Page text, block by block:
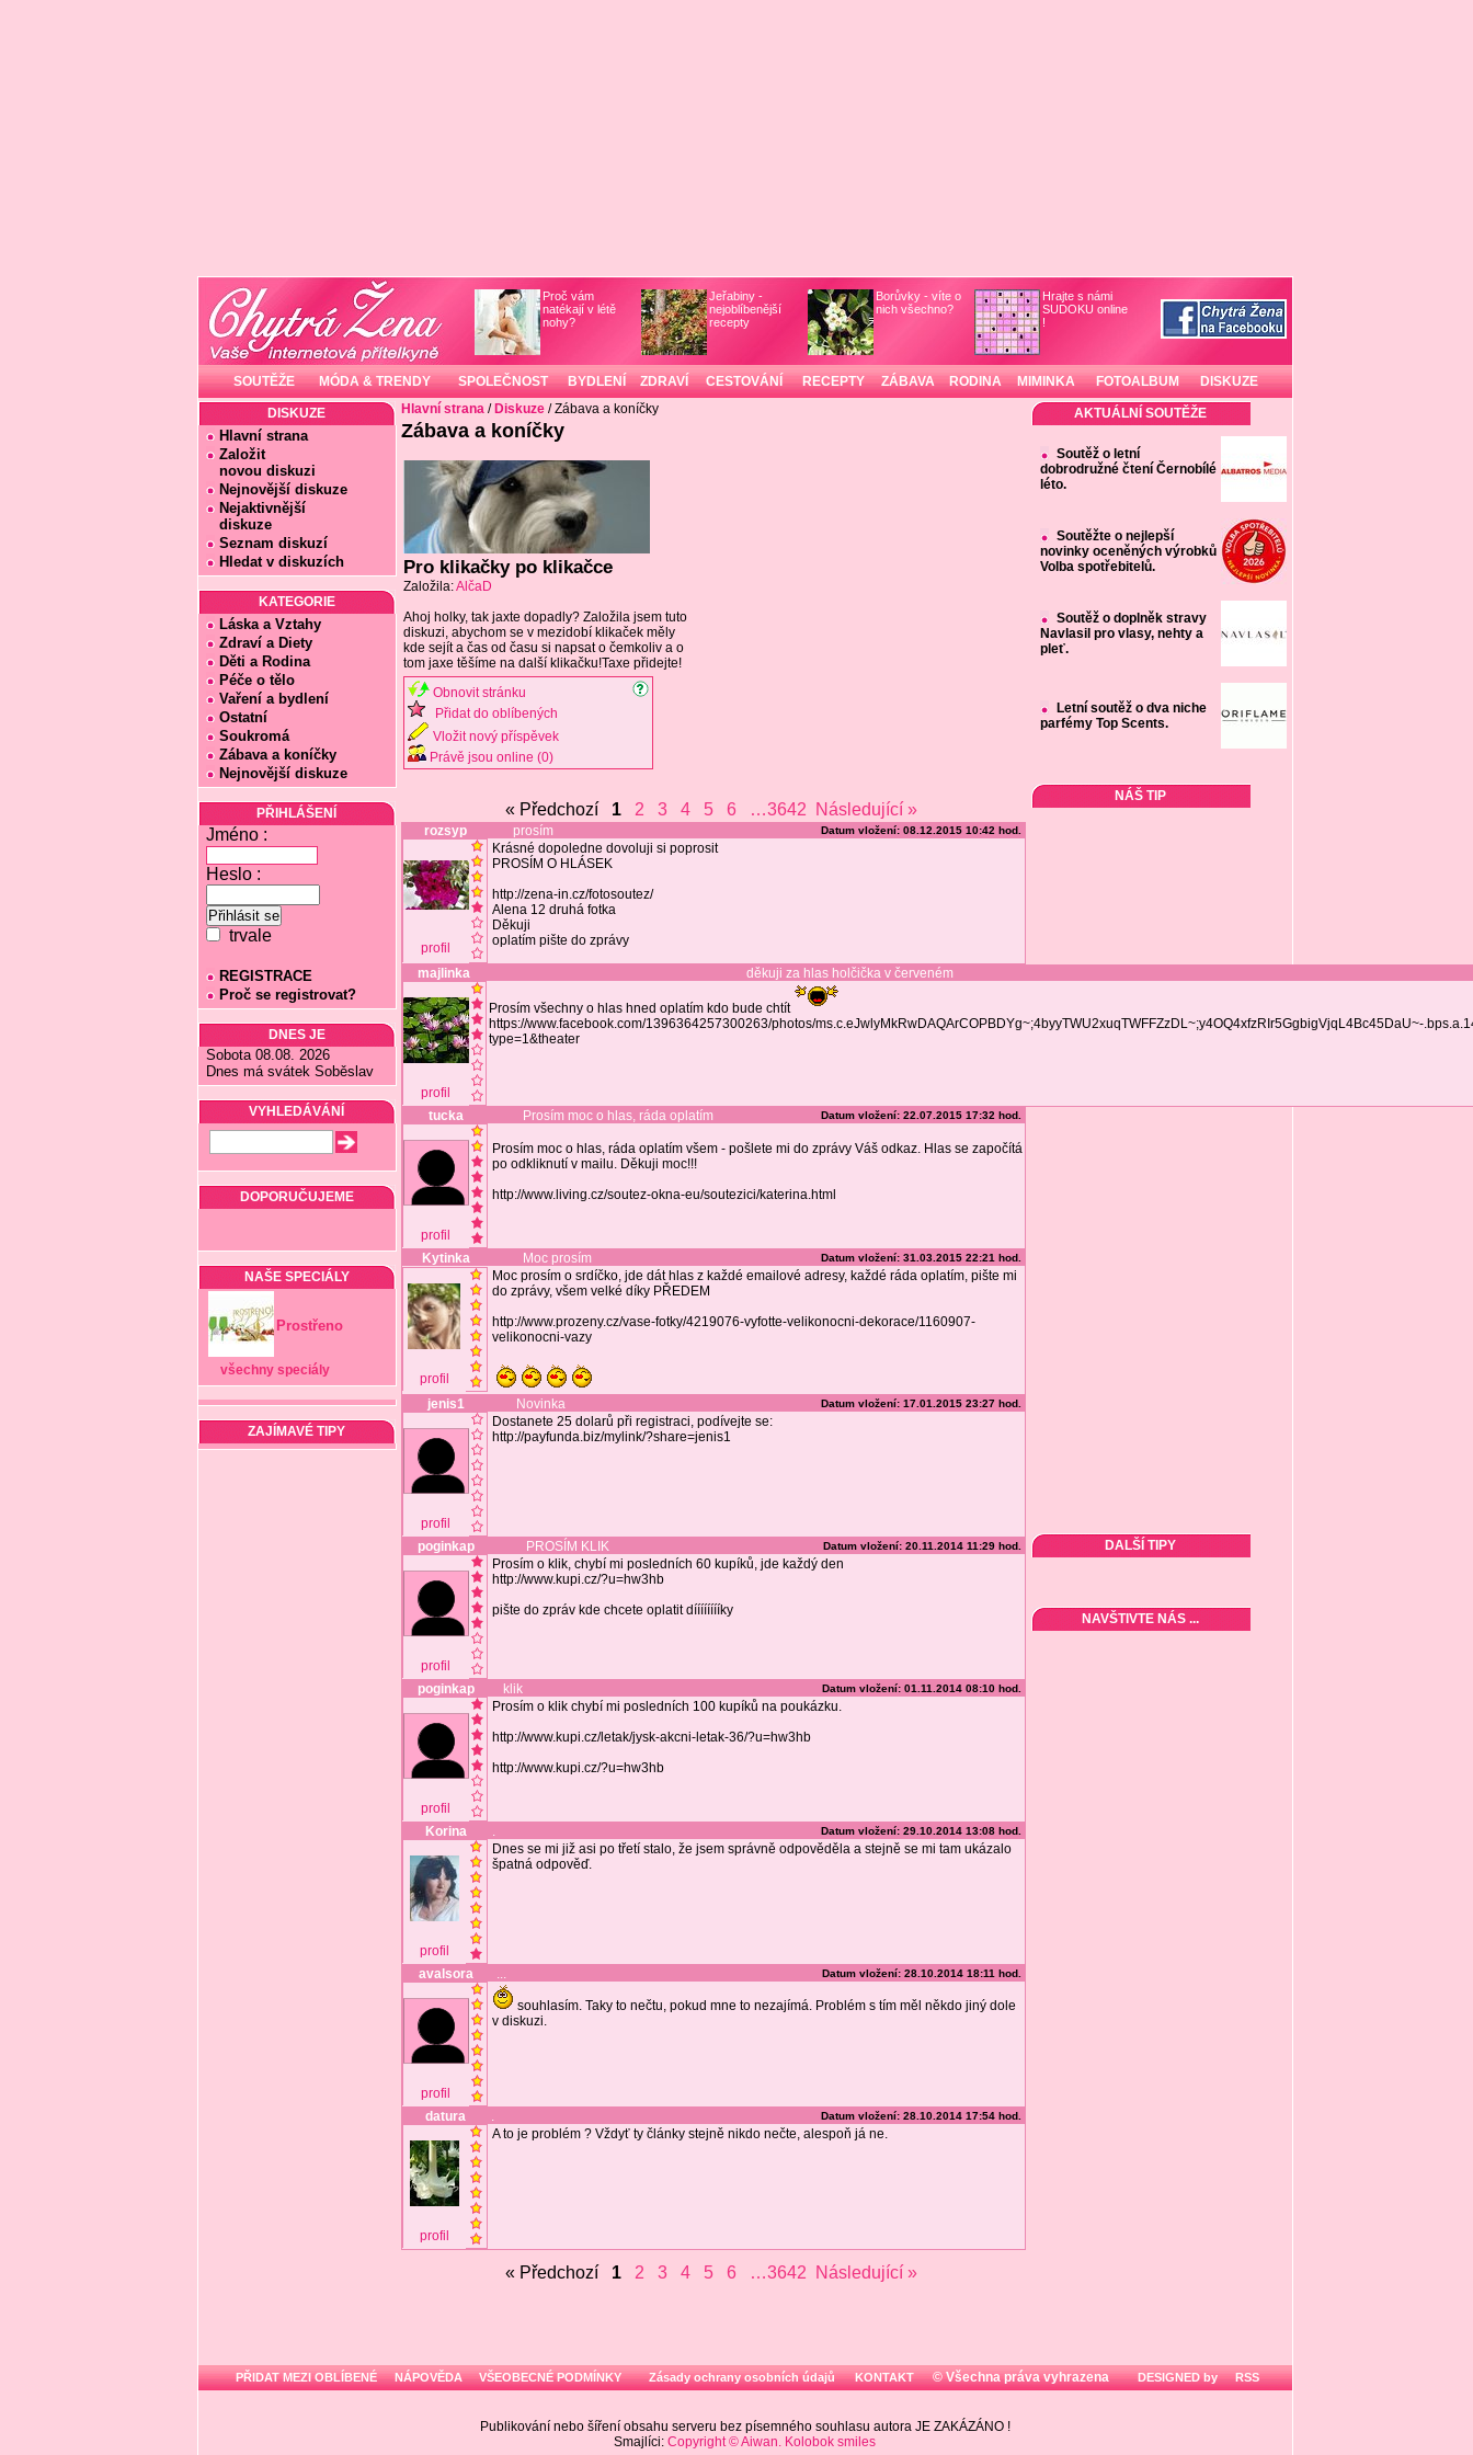
Proč vám
natékají v létě
nohy?
Jeřabiny -
nejoblíbenější
recepty
Borůvky - víte o
nich všechno?
Hrajte s námi
SUDOKU online
!
SOUTĚŽE MÓDA & TRENDY SPOLEČNOST BYDLENÍ ZDRAVÍ CESTOVÁNÍ RECEPTY ZÁBAVA RODINA MIMINKA FOTOALBUM DISKUZE
DISKUZE
Hlavní strana
Založit
novou diskuzi
Nejnovější diskuze
Nejaktivnější
diskuze
Seznam diskuzí
Hledat v diskuzích
KATEGORIE
Láska a Vztahy
Zdraví a Diety
Děti a Rodina
Péče o tělo
Vaření a bydlení
Ostatní
Soukromá
Zábava a koníčky
Nejnovější diskuze
PŘIHLÁŠENÍ
Jméno :
Heslo :
trvale
REGISTRACE
Proč se registrovat?
DNES JE
Sobota 08.08. 2026
Dnes má svátek Soběslav
VYHLEDÁVÁNÍ
DOPORUČUJEME
NAŠE SPECIÁLY
Prostřeno
všechny speciály
ZAJÍMAVÉ TIPY
Hlavní strana/ Diskuze/ Zábava a koníčky
Zábava a koníčky
Pro klikačky po klikačce
Založila:AlčaD
Ahoj holky, tak jaxte dopadly? Založila jsem tuto
diskuzi, abychom se v mezidobí klikaček měly
kde sejít a čas od času si napsat o čemkoliv a o
tom jaxe těšíme na další klikačku!Taxe přidejte!
Obnovit stránku
Přidat do oblíbených
Vložit nový příspěvek
Právě jsou online (0)
« Předchozí 1 2 3 4 5 6 …3642 Následující »
rozsyp prosím Datum vložení: 08.12.2015 10:42 hod.
profil
Krásné dopoledne dovoluji si poprosit
PROSÍM O HLÁSEK
http://zena-in.cz/fotosoutez/
Alena 12 druhá fotka
Děkuji
oplatím pište do zprávy
majlinka děkuji za hlas holčička v červeném
profil
Prosím všechny o hlas hned oplatím kdo bude chtít
https://www.facebook.com/1396364257300263/photos/ms.c.eJwlyMkRwDAQArCOPBDYg~;4byyTWU2xuqTWFFZzDL~;y4OQ4xfzRIr5GgbigVjqL4Bc45DaU~-
type=1&theater
tucka Prosím moc o hlas, ráda oplatím Datum vložení: 22.07.2015 17:32 hod.
profil
Prosím moc o hlas, ráda oplatím všem - pošlete mi do zprávy Váš odkaz. Hlas se započítá
po odkliknutí v mailu. Děkuji moc!!!
http://www.living.cz/soutez-okna-eu/soutezici/katerina.html
Kytinka Moc prosím Datum vložení: 31.03.2015 22:21 hod.
profil
Moc prosím o srdíčko, jde dát hlas z každé emailové adresy, každé ráda oplatím, pište mi
do zprávy, všem velké díky PŘEDEM
http://www.prozeny.cz/vase-fotky/4219076-vyfotte-velikonocni-dekorace/1160907-
velikonocni-vazy
jenis1 Novinka Datum vložení: 17.01.2015 23:27 hod.
profil
Dostanete 25 dolarů při registraci, podívejte se:
http://payfunda.biz/mylink/?share=jenis1
poginkap PROSÍM KLIK Datum vložení: 20.11.2014 11:29 hod.
profil
Prosím o klik, chybí mi posledních 60 kupíků, jde každý den
http://www.kupi.cz/?u=hw3hb
pište do zpráv kde chcete oplatit dííííííííky
poginkap klik Datum vložení: 01.11.2014 08:10 hod.
profil
Prosím o klik chybí mi posledních 100 kupíků na poukázku.
http://www.kupi.cz/letak/jysk-akcni-letak-36/?u=hw3hb
http://www.kupi.cz/?u=hw3hb
Korina . Datum vložení: 29.10.2014 13:08 hod.
profil
Dnes se mi již asi po třetí stalo, že jsem správně odpověděla a stejně se mi tam ukázalo
špatná odpověď.
avalsora ... Datum vložení: 28.10.2014 18:11 hod.
profil
souhlasím. Taky to nečtu, pokud mne to nezajímá. Problém s tím měl někdo jiný dole
v diskuzi.
datura . Datum vložení: 28.10.2014 17:54 hod.
profil
A to je problém ? Vždyť ty články stejně nikdo nečte, alespoň já ne.
« Předchozí 1 2 3 4 5 6 …3642 Následující »
AKTUÁLNÍ SOUTĚŽE
Soutěž o letní
dobrodružné čtení Černobílé
léto.
Soutěžte o nejlepší
novinky oceněných výrobků
Volba spotřebitelů.
Soutěž o doplněk stravy
Navlasil pro vlasy, nehty a
pleť.
Letní soutěž o dva niche
parfémy Top Scents.
NÁŠ TIP
DALŠÍ TIPY
NAVŠTIVTE NÁS ...
PŘIDAT MEZI OBLÍBENÉ NÁPOVĚDA VŠEOBECNÉ PODMÍNKY Zásady ochrany osobních údajů KONTAKT © Všechna práva vyhrazena DESIGNED by RSS
Publikování nebo šíření obsahu serveru bez písemného souhlasu autora JE ZAKÁZÁNO !
Smajlíci: Copyright © Aiwan. Kolobok smiles